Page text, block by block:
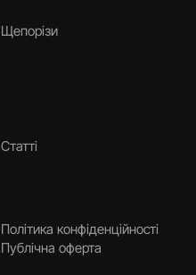
Щепорізи
Статті
Політика конфіденційності
Публічна оферта